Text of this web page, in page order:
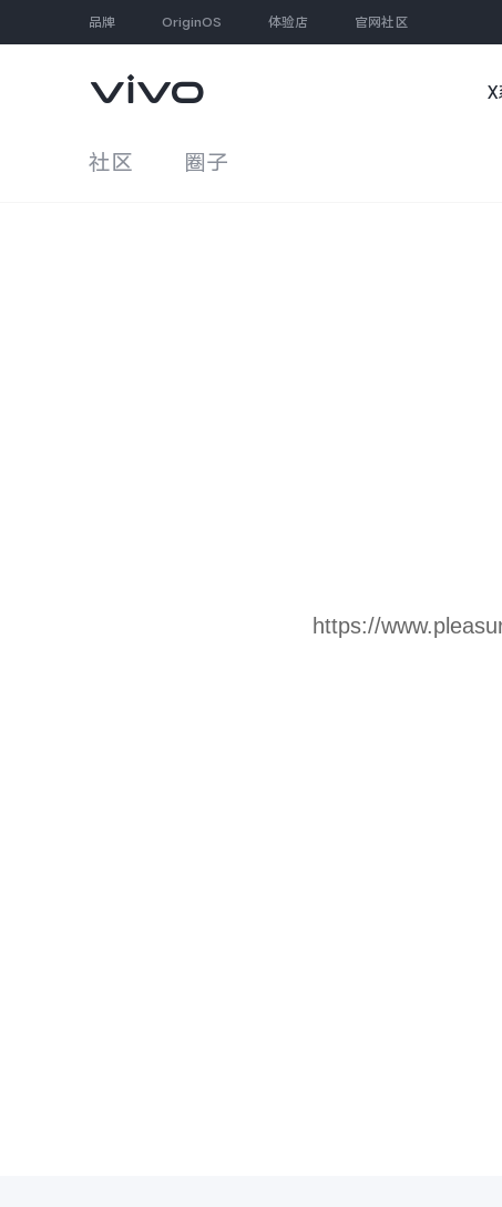
品牌 OriginOS 体验店 官网社区
X
社区 圈子
https://